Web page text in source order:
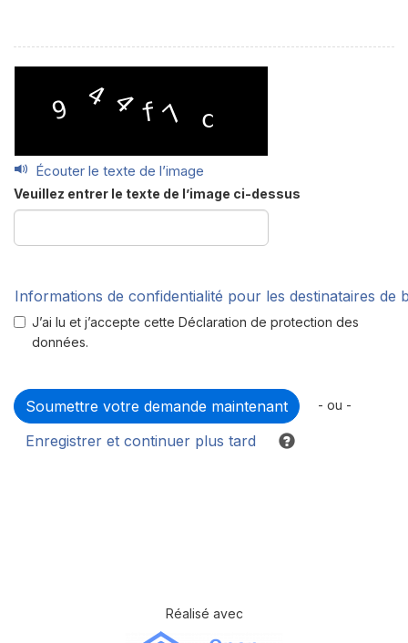
Écouter le texte de l’image
Veuillez entrer le texte de l’image ci-dessus
Informations de confidentialité pour les destinataires de
J’ai lu et j’accepte cette Déclaration de protection des
données.
- ou -
Enregistrer et continuer plus tard
Réalisé avec